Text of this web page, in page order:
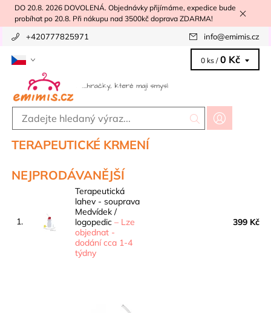
DO 20.8. 2026 DOVOLENÁ. Objednávky přijímáme, expedice bude
probíhat po 20.8. Při nákupu nad 3500kč doprava ZDARMA!
+420777825971 info@emimis.cz
0 ks / 0 Kč
TERAPEUTICKÉ KRMENÍ
NEJPRODÁVANĚJŠÍ
1.
Terapeutická
lahev - souprava
Medvídek /
logopedic – Lze
objednat -
dodání cca 1-4
týdny
399 Kč